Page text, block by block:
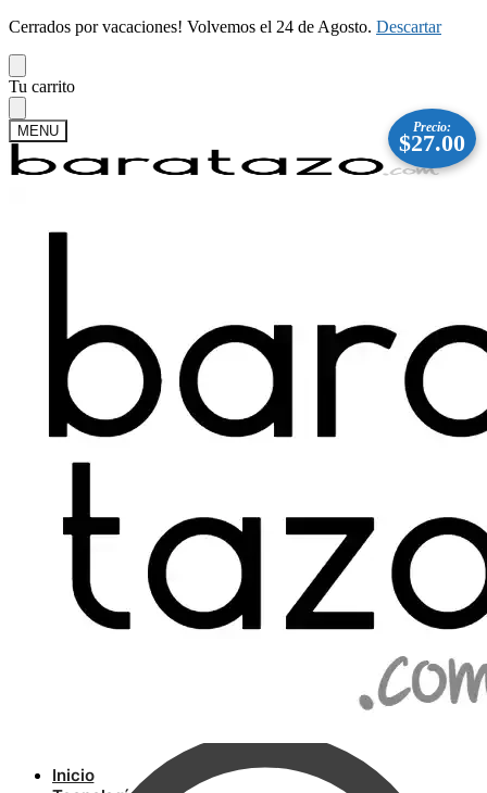
Cerrados por vacaciones! Volvemos el 24 de Agosto. Descartar
Skip
to
navigation
Skip
to
content
Tu carrito
MENU
Mi cuenta
Inicio
Precio:
$27.00